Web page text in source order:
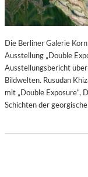
Die Berliner Galerie
Ausstellung „Double
Ausstellungsbericht
Bildwelten. Rusudan
mit „Double Exposure“,
Schichten der